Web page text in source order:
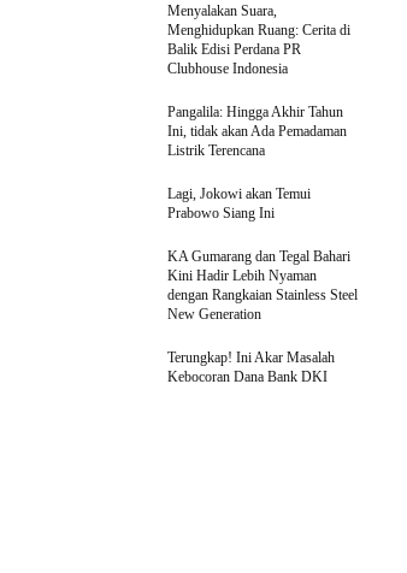
Menyalakan Suara,
Menghidupkan Ruang: Cerita di
Balik Edisi Perdana PR
Clubhouse Indonesia
Pangalila: Hingga Akhir Tahun
Ini, tidak akan Ada Pemadaman
Listrik Terencana
Lagi, Jokowi akan Temui
Prabowo Siang Ini
KA Gumarang dan Tegal Bahari
Kini Hadir Lebih Nyaman
dengan Rangkaian Stainless Steel
New Generation
Terungkap! Ini Akar Masalah
Kebocoran Dana Bank DKI